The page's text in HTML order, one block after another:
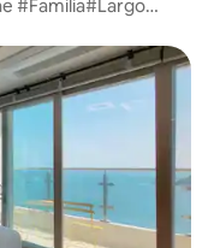
#Familia#Largo